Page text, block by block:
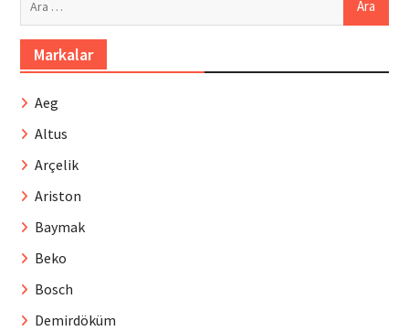
Markalar
Aeg
Altus
Arçelik
Ariston
Baymak
Beko
Bosch
Demirdöküm